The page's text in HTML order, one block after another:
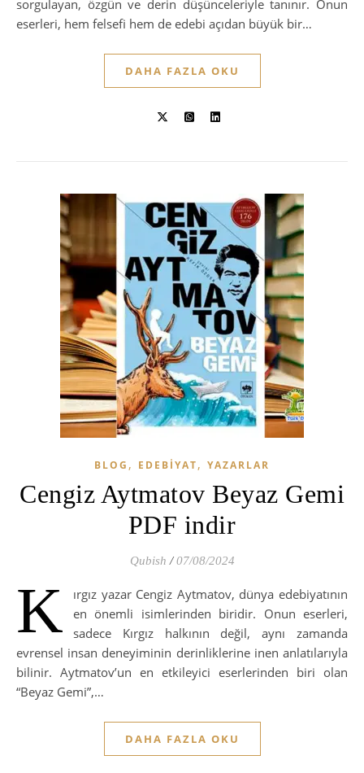
sorgulayan, özgün ve derin düşünceleriyle tanınır. Onun
eserleri, hem felsefi hem de edebi açıdan büyük bir…
DAHA FAZLA OKU
BLOG , EDEBIYAT, YAZARLAR
Cengiz Aytmatov Beyaz Gemi
PDF indir
Qubish / 07/08/2024
K
ırgız yazar Cengiz Aytmatov, dünya edebiyatının
en önemli isimlerinden biridir. Onun eserleri,
sadece Kırgız halkının değil, aynı zamanda
evrensel insan deneyiminin derinliklerine inen anlatılarıyla
bilinir. Aytmatov’un en etkileyici eserlerinden biri olan
“Beyaz Gemi”,…
DAHA FAZLA OKU